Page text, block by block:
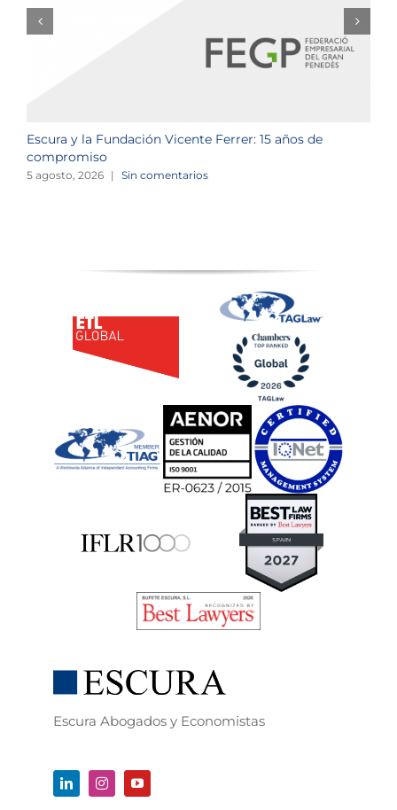
Escura y la Fundación Vicente Ferrer: 15 años de
compromiso
5 agosto, 2026 | Sin comentarios
Escura Abogados y Economistas